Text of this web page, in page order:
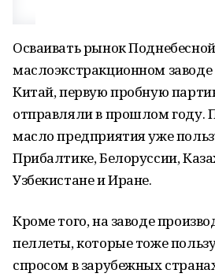
Осваивать рынок
маслоэкстракционном
Китай, первую пробную
отправляли в прошлом году.
масло предприятия уже
Прибалтике, Белоруссии,
Узбекистане и Иране.
Кроме того, на заводе
пеллеты, которые тоже
спросом в зарубежных